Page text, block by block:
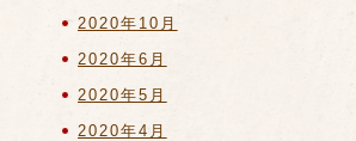
2020年10月
2020年6月
2020年5月
2020年4月